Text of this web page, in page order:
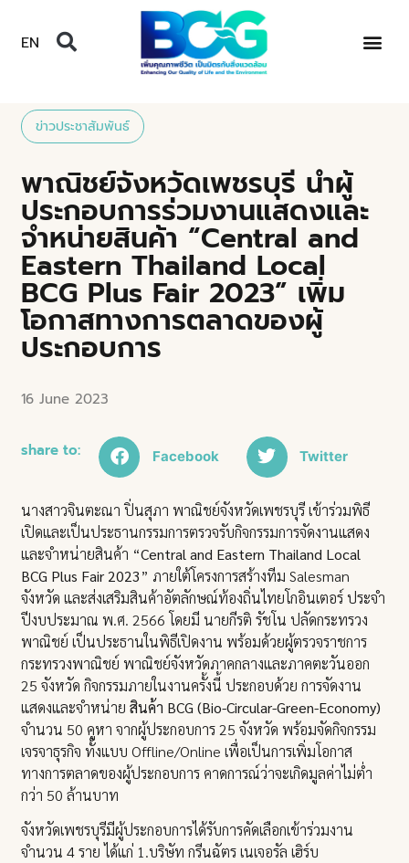
EN
ข่าวประชาสัมพันธ์
พาณิชย์จังหวัดเพชรบุรี นำผู้
ประกอบการร่วมงานแสดงและ
จำหน่ายสินค้า “Central and
Eastern Thailand Local
BCG Plus Fair 2023” เพิ่ม
โอกาสทางการตลาดของผู้
ประกอบการ
16 June 2023
share to: Facebook Twitter
นางสาวจินตะณา ปิ่นสุภา พาณิชย์จังหวัดเพชรบุรี เข้าร่วมพิธี
เปิดและเป็นประธานกรรมการตรวจรับกิจกรรมการจัดงานแสดง
และจำหน่ายสินค้า “Central and Eastern Thailand Local
BCG Plus Fair 2023” ภายใต้โครงการสร้างทีม Salesman
จังหวัด และส่งเสริมสินค้าอัตลักษณ์ท้องถิ่นไทยโกอินเตอร์ ประจำ
ปีงบประมาณ พ.ศ. 2566 โดยมี นายกีรติ รัชโน ปลัดกระทรวง
พาณิชย์ เป็นประธานในพิธีเปิดงาน พร้อมด้วยผู้ตรวจราชการ
กระทรวงพาณิชย์ พาณิชย์จังหวัดภาคกลางและภาคตะวันออก
25 จังหวัด กิจกรรมภายในงานครั้งนี้ ประกอบด้วย การจัดงาน
แสดงและจำหน่ายสินค้า BCG (Bio-Circular-Green-Economy)
จำนวน 50 คูหา จากผู้ประกอบการ 25 จังหวัด พร้อมจัดกิจกรรม
เจรจาธุรกิจ ทั้งแบบ Offline/Online เพื่อเป็นการเพิ่มโอกาส
ทางการตลาดของผู้ประกอบการ คาดการณ์ว่าจะเกิดมูลค่าไม่ต่ำ
กว่า 50 ล้านบาท
จังหวัดเพชรบุรีมีผู้ประกอบการได้รับการคัดเลือกเข้าร่วมงาน
จำนวน 4 ราย ได้แก่ 1.บริษัท กรีนฉัตร เนเจอรัล เฮิร์บ